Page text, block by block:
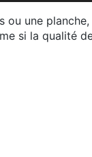
ou une
si la qualité